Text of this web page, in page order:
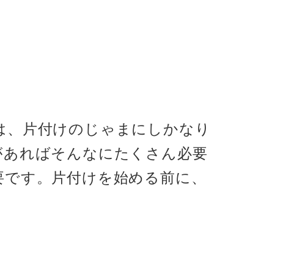
片付けのじゃまにしかなり
ればそんなにたくさん必要
す。片付けを始める前に、